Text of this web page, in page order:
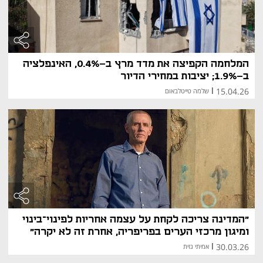
ארוך.
המלחמה הקפיצה את מדד מרץ ב-0.4%, האינפלציה
ב-1.9%; יציבות במחירי הדיור
15.04.26 שלמה טייטלבאום
"המדינה צריכה לקחת על עצמה אחריות לפינוי־בינוי
ומיגון מרכזי הערים בפריפריה, אחרת זה לא יקרה"
30.03.26 אמיתי גזית